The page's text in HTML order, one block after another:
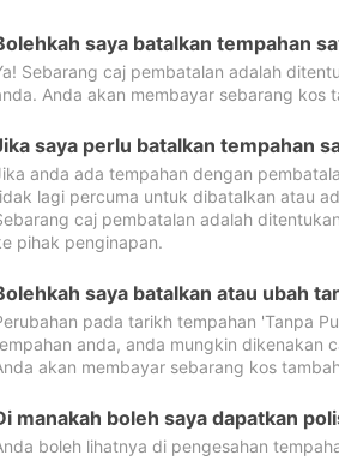
saya batalkan tempahan
Sebarang caj pembatalan adalah
Anda akan membayar sebarang kos
saya perlu batalkan tempahan
anda ada tempahan dengan
lagi percuma untuk dibatalkan atau
caj pembatalan adalah
pihak penginapan.
saya batalkan atau ubah
pada tarikh tempahan 'Tanpa
anda, anda mungkin dikenakan
akan membayar sebarang kos
manakah boleh saya dapatkan
boleh lihatnya di pengesahan